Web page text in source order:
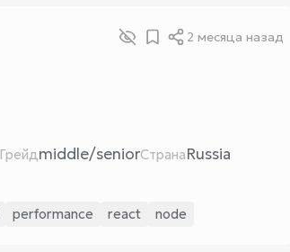
2 месяца назад
Грейдmiddle/seniorСтранаRussia
performance react node